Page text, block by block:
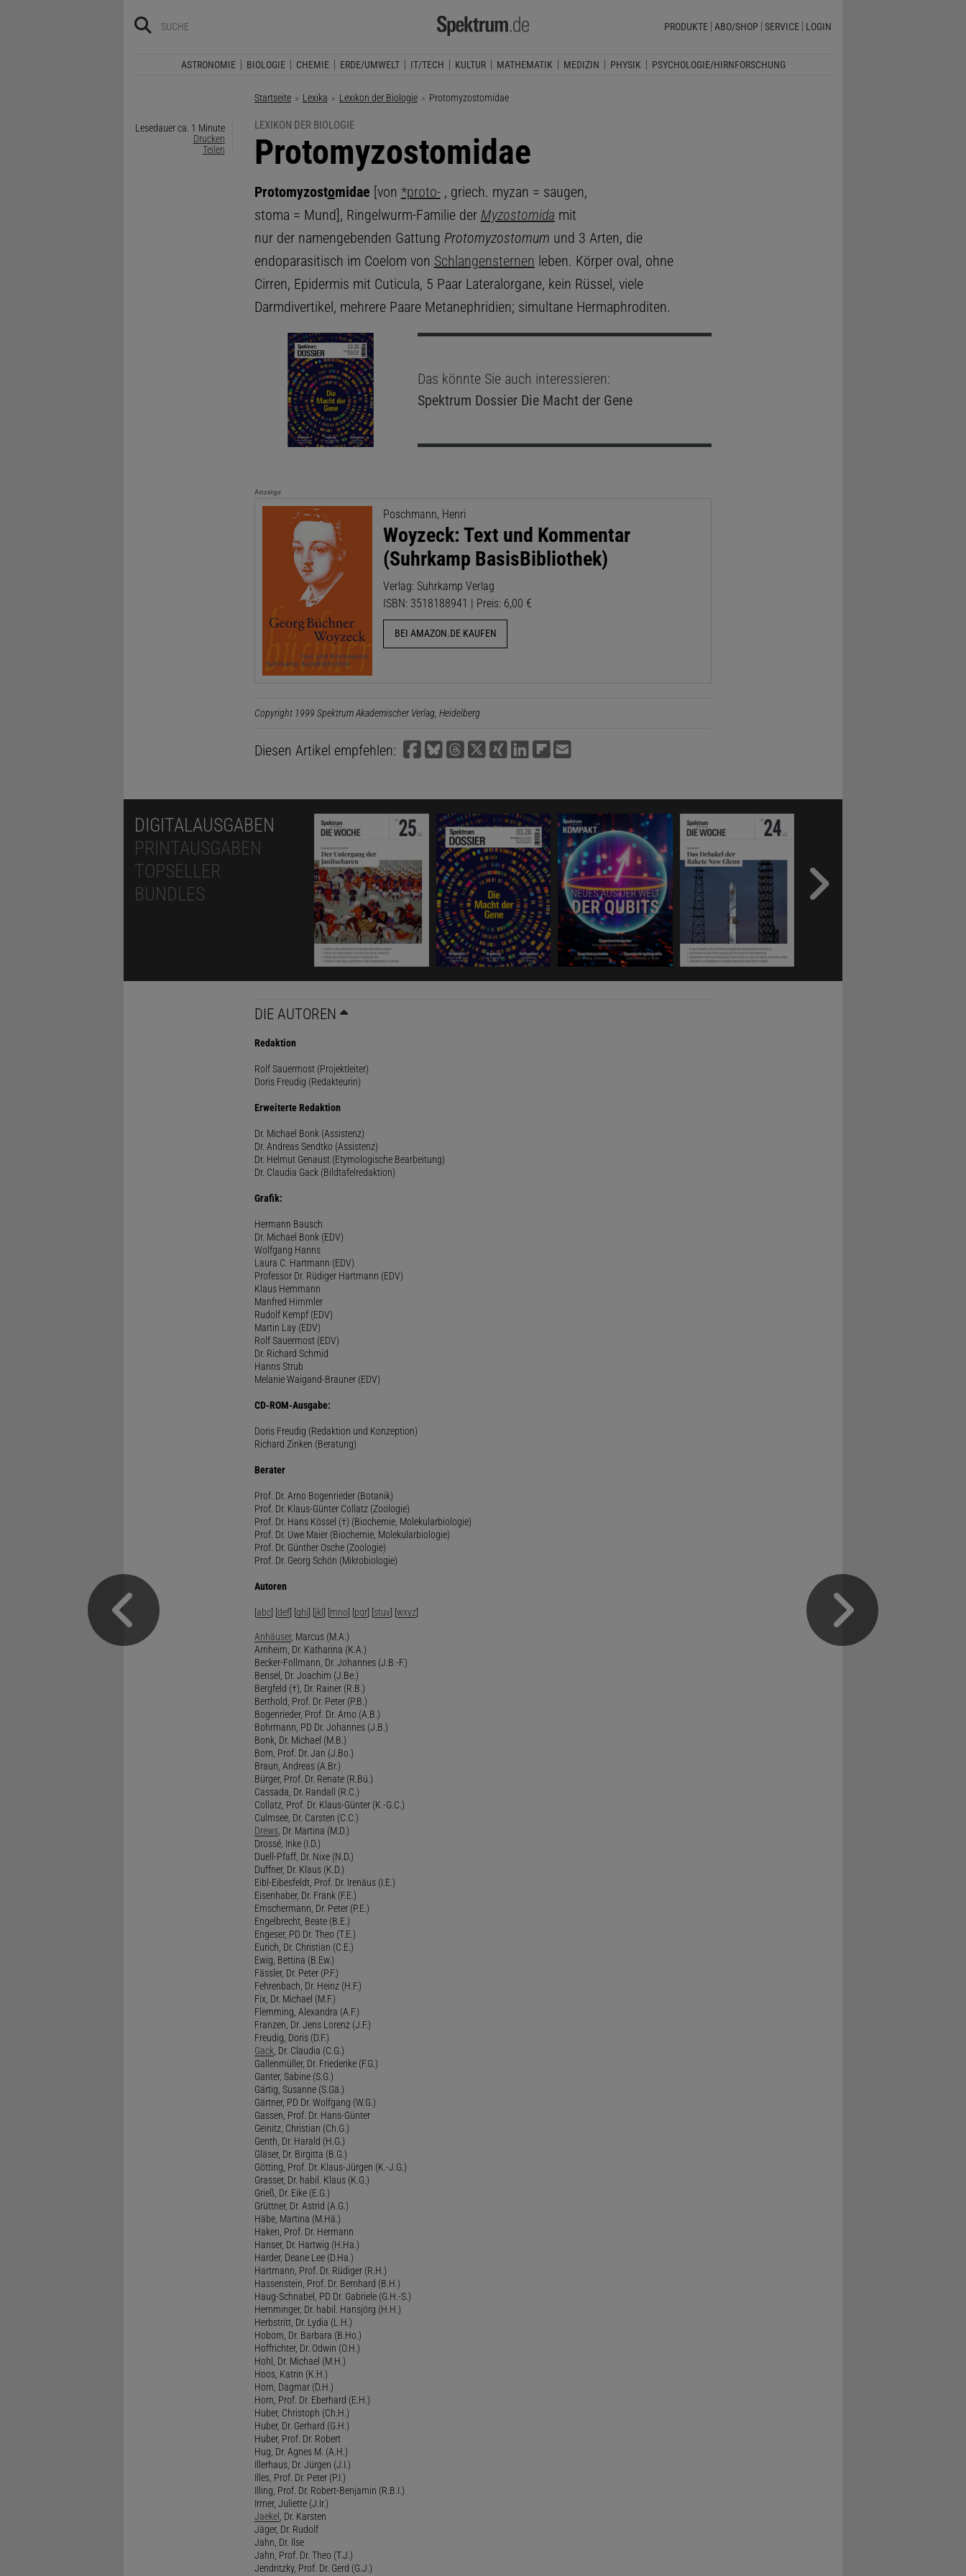
PRODUKTE ABO/SHOP SERVICE LOGIN
ASTRONOMIE BIOLOGIE CHEMIE ERDE/UMWELT IT/TECH KULTUR MATHEMATIK MEDIZIN PHYSIK PSYCHOLOGIE/HIRNFORSCHUNG
Startseite Lexika Lexikon der Biologie Aktuelle Seite:
Protomyzostomidae
Lesedauer ca. 1 Minute
Drucken
Teilen
LEXIKON DER BIOLOGIE
:
Protomyzostomidae
Protomyzostomidae [von *proto-, griech. myzan = saugen,
stoma = Mund], Ringelwurm-Familie der Myzostomida mit
nur der namengebenden Gattung Protomyzostomum und 3 Arten, die
endoparasitisch im Coelom von Schlangensternen leben. Körper oval, ohne
Cirren, Epidermis mit Cuticula, 5 Paar Lateralorgane, kein Rüssel, viele
Darmdivertikel, mehrere Paare Metanephridien; simultane Hermaphroditen.
Das könnte Sie auch interessieren:
Spektrum DossierDie Macht der Gene
Anzeige
Poschmann, Henri
Woyzeck: Text und Kommentar
(Suhrkamp BasisBibliothek)
Verlag: Suhrkamp Verlag
ISBN: 3518188941 | Preis: 6,00 €
BEI AMAZON.DE KAUFEN
Copyright 1999 Spektrum Akademischer Verlag, Heidelberg
Diesen Artikel empfehlen:
DIGITALAUSGABEN
PRINTAUSGABEN
TOPSELLER
BUNDLES
DIE AUTOREN
Redaktion
Rolf Sauermost (Projektleiter)
Doris Freudig (Redakteurin)
Erweiterte Redaktion
Dr. Michael Bonk (Assistenz)
Dr. Andreas Sendtko (Assistenz)
Dr. Helmut Genaust (Etymologische Bearbeitung)
Dr. Claudia Gack (Bildtafelredaktion)
Grafik:
Hermann Bausch
Dr. Michael Bonk (EDV)
Wolfgang Hanns
Laura C. Hartmann (EDV)
Professor Dr. Rüdiger Hartmann (EDV)
Klaus Hemmann
Manfred Himmler
Rudolf Kempf (EDV)
Martin Lay (EDV)
Rolf Sauermost (EDV)
Dr. Richard Schmid
Hanns Strub
Melanie Waigand-Brauner (EDV)
CD-ROM-Ausgabe:
Doris Freudig (Redaktion und Konzeption)
Richard Zinken (Beratung)
Berater
Prof. Dr. Arno Bogenrieder (Botanik)
Prof. Dr. Klaus-Günter Collatz (Zoologie)
Prof. Dr. Hans Kössel (†) (Biochemie, Molekularbiologie)
Prof. Dr. Uwe Maier (Biochemie, Molekularbiologie)
Prof. Dr. Günther Osche (Zoologie)
Prof. Dr. Georg Schön (Mikrobiologie)
Autoren
[abc] [def] [ghi] [jkl] [mno] [pqr] [stuv] [wxyz]
Anhäuser, Marcus (M.A.)
Arnheim, Dr. Katharina (K.A.)
Becker-Follmann, Dr. Johannes (J.B.-F.)
Bensel, Dr. Joachim (J.Be.)
Bergfeld (†), Dr. Rainer (R.B.)
Berthold, Prof. Dr. Peter (P.B.)
Bogenrieder, Prof. Dr. Arno (A.B.)
Bohrmann, PD Dr. Johannes (J.B.)
Bonk, Dr. Michael (M.B.)
Born, Prof. Dr. Jan (J.Bo.)
Braun, Andreas (A.Br.)
Bürger, Prof. Dr. Renate (R.Bü.)
Cassada, Dr. Randall (R.C.)
Collatz, Prof. Dr. Klaus-Günter (K.-G.C.)
Culmsee, Dr. Carsten (C.C.)
Drews, Dr. Martina (M.D.)
Drossé, Inke (I.D.)
Duell-Pfaff, Dr. Nixe (N.D.)
Duffner, Dr. Klaus (K.D.)
Eibl-Eibesfeldt, Prof. Dr. Irenäus (I.E.)
Eisenhaber, Dr. Frank (F.E.)
Emschermann, Dr. Peter (P.E.)
Engelbrecht, Beate (B.E.)
Engeser, PD Dr. Theo (T.E.)
Eurich, Dr. Christian (C.E.)
Ewig, Bettina (B.Ew.)
Fässler, Dr. Peter (P.F.)
Fehrenbach, Dr. Heinz (H.F.)
Fix, Dr. Michael (M.F.)
Flemming, Alexandra (A.F.)
Franzen, Dr. Jens Lorenz (J.F.)
Freudig, Doris (D.F.)
Gack, Dr. Claudia (C.G.)
Gallenmüller, Dr. Friederike (F.G.)
Ganter, Sabine (S.G.)
Gärtig, Susanne (S.Gä.)
Gärtner, PD Dr. Wolfgang (W.G.)
Gassen, Prof. Dr. Hans-Günter
Geinitz, Christian (Ch.G.)
Genth, Dr. Harald (H.G.)
Gläser, Dr. Birgitta (B.G.)
Götting, Prof. Dr. Klaus-Jürgen (K.-J.G.)
Grasser, Dr. habil. Klaus (K.G.)
Grieß, Dr. Eike (E.G.)
Grüttner, Dr. Astrid (A.G.)
Häbe, Martina (M.Hä.)
Haken, Prof. Dr. Hermann
Hanser, Dr. Hartwig (H.Ha.)
Harder, Deane Lee (D.Ha.)
Hartmann, Prof. Dr. Rüdiger (R.H.)
Hassenstein, Prof. Dr. Bernhard (B.H.)
Haug-Schnabel, PD Dr. Gabriele (G.H.-S.)
Hemminger, Dr. habil. Hansjörg (H.H.)
Herbstritt, Dr. Lydia (L.H.)
Hobom, Dr. Barbara (B.Ho.)
Hoffrichter, Dr. Odwin (O.H.)
Hohl, Dr. Michael (M.H.)
Hoos, Katrin (K.H.)
Horn, Dagmar (D.H.)
Horn, Prof. Dr. Eberhard (E.H.)
Huber, Christoph (Ch.H.)
Huber, Dr. Gerhard (G.H.)
Huber, Prof. Dr. Robert
Hug, Dr. Agnes M. (A.H.)
Illerhaus, Dr. Jürgen (J.I.)
Illes, Prof. Dr. Peter (P.I.)
Illing, Prof. Dr. Robert-Benjamin (R.B.I.)
Irmer, Juliette (J.Ir.)
Jaekel
, Dr. Karsten
Jäger, Dr. Rudolf
Jahn, Dr. Ilse
Jahn, Prof. Dr. Theo (T.J.)
Jendritzky, Prof. Dr. Gerd (G.J.)